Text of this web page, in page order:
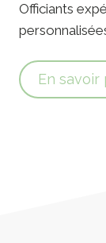
Officiants
En savoir